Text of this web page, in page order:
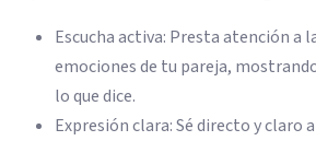
Escucha activa: Presta atención a
emociones de tu pareja,
lo que dice.
Expresión clara: Sé directo y claro